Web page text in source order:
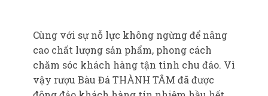
Cùng với sự nỗ lực không ngừng để nâng
cao chất lượng sản phẩm, phong cách
chăm sóc khách hàng tận tình chu đáo. Vì
vậy rượu Bàu Đá THÀNH TÂM đã được